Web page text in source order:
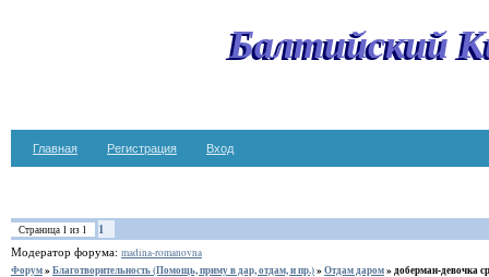
Балтийский
Главная Регистрация Вход
Страница 1 из 1 1
Модератор форума: madina-romanovna
Форум»Благотворительность (Помощь, приму в дар, отдам, и пр.)»Отдам даром»доберман-девочка